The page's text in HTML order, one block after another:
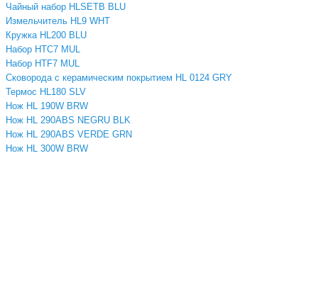
Чайный набор HLSETB BLU
Измельчитель HL9 WHT
Кружка HL200 BLU
Набор HTC7 MUL
Набор HTF7 MUL
Сковорода с керамическим покрытием HL 0124 GRY
Термос HL180 SLV
Нож HL 190W BRW
Нож HL 290ABS NEGRU BLK
Нож HL 290ABS VERDE GRN
Нож HL 300W BRW